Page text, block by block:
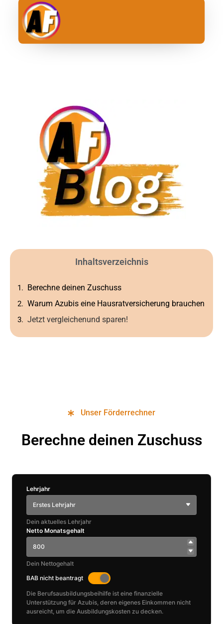
Inhaltsverzeichnis
Berechne deinen Zuschuss
Warum Azubis eine Hausratversicherung brauchen
Jetzt vergleichenund sparen!
Unser Förderrechner
Berechne deinen Zuschuss
Lehrjahr
Erstes Lehrjahr
Dein aktuelles Lehrjahr
Netto Monatsgehalt
Dein Nettogehalt
BAB nicht beantragt
Die Berufsausbildungsbeihilfe ist eine finanzielle
Unterstützung für Azubis, deren eigenes Einkommen nicht
ausreicht, um die Ausbildungskosten zu decken.